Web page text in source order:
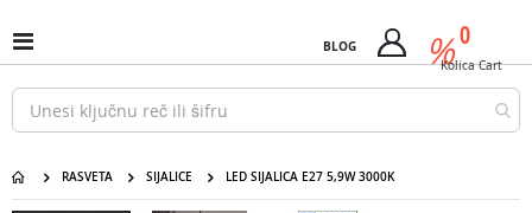
na
sadržaj
Uključi
/
isključi
Nav
BLOG %
Cart 0
Kolica Cart
RASVETA SIJALICE
LED SIJALICA E27 5,9W 3000K
Led sijalica E27 5,9W 3000K